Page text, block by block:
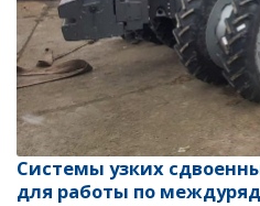
Системы узких
для работы по